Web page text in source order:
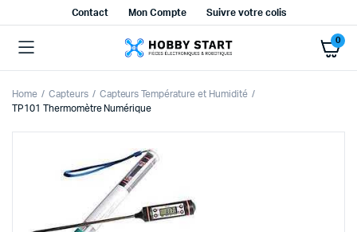
Contact Mon Compte Suivre votre colis
0
Home Capteurs
Capteurs Température et Humidité
TP101 Thermomètre Numérique